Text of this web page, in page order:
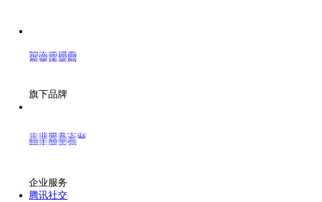
蜗牛派博客
创业加盟网
推呗营销网
新媒体导航
简单搜索网
旗下品牌
企业服务入驻
蜗牛精英会
蜗牛派会员
企业服务
腾讯社交